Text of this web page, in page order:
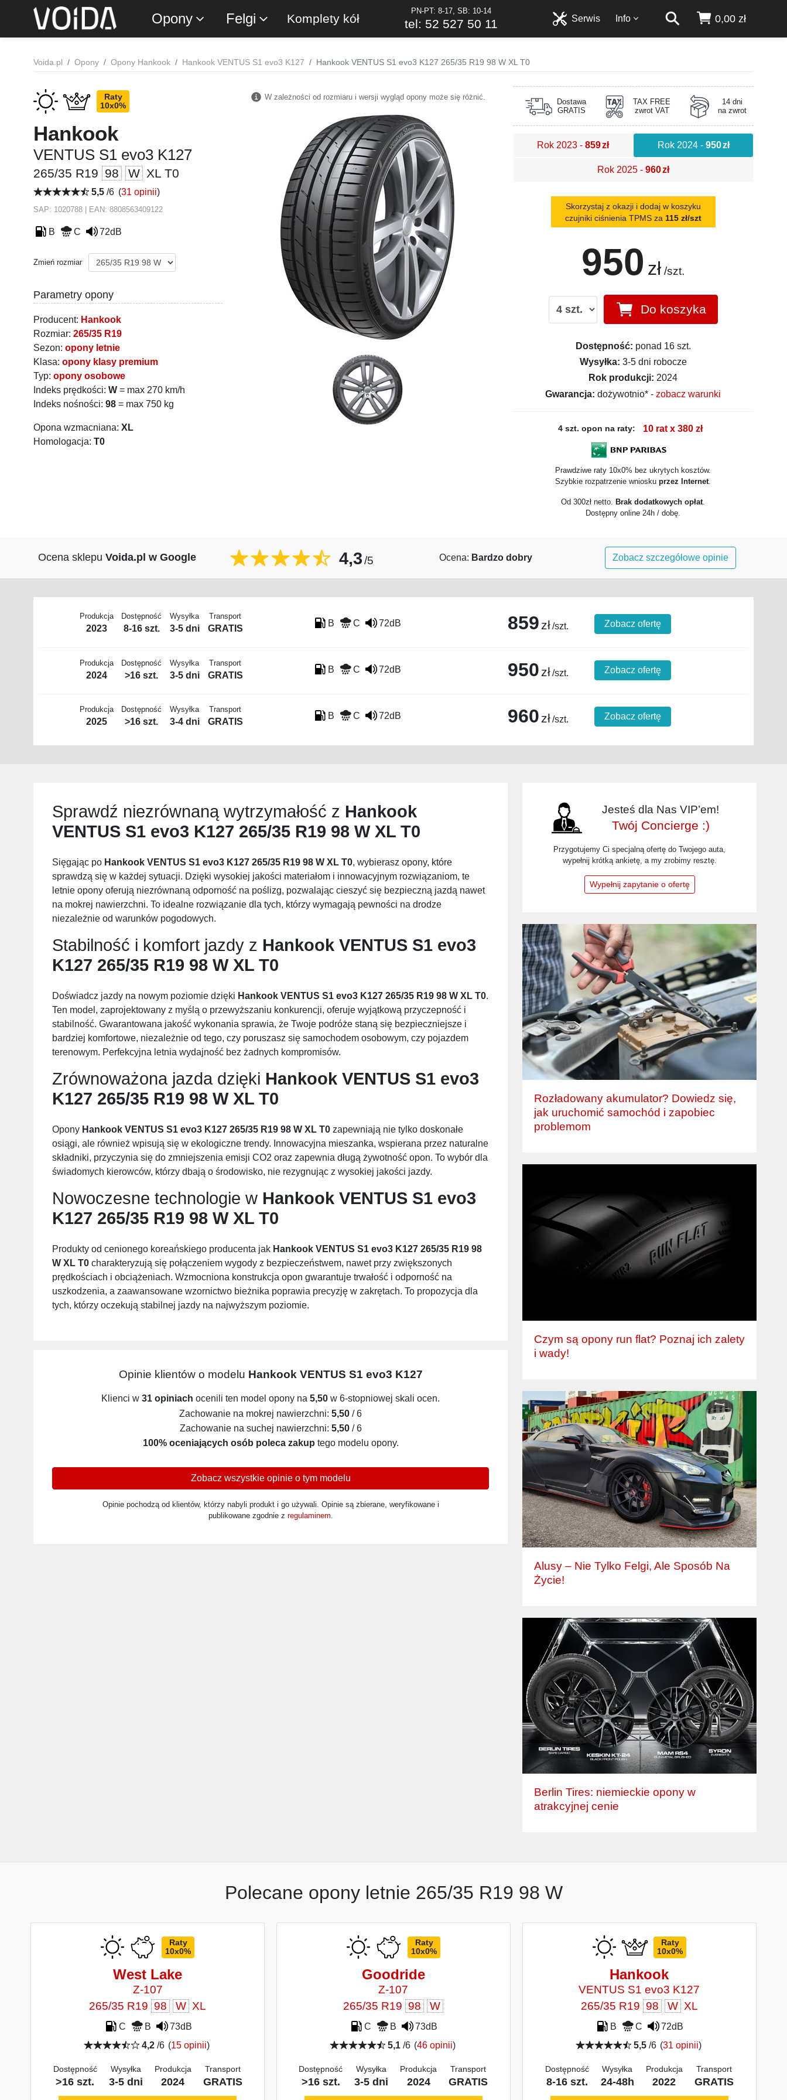
Opony Felgi Komplety kół
PN-PT: 8-17, SB: 10-14
tel: 52 527 50 11 0,00 zł
Info
Serwis
Voida.pl Opony Opony Hankook Hankook VENTUS S1 evo3 K127 Hankook VENTUS S1 evo3 K127 265/35 R19 98 W XL T0
Raty
10x0%
Hankook
VENTUS S1 evo3 K127
265/35 R19 98 W XL T0
5,5 /6 (31 opinii)
SAP: 1020788 | EAN: 8808563409122
B C 72dB
Zmień rozmiar
Parametry opony
Producent: Hankook
Rozmiar: 265/35 R19
Sezon: opony letnie
Klasa: opony klasy premium
Typ: opony osobowe
Indeks prędkości: W = max 270 km/h
Indeks nośności: 98 = max 750 kg
Opona wzmacniana: XL
Homologacja: T0
W zależności od rozmiaru i wersji wygląd opony może się różnić.
Dostawa
GRATIS
TAX FREE
zwrot VAT
14 dni
na zwrot
Rok 2023 -859zł Rok 2024- 950zł
Rok 2025 -960zł
Skorzystaj z okazji i dodaj w koszyku
czujniki ciśnienia TPMS za 115 zł/szt
950 zł /szt.
Do koszyka
Dostępność: ponad 16 szt.
Wysyłka: 3-5 dni robocze
Rok produkcji: 2024
Gwarancja: dożywotnio* -zobacz warunki
4 szt. opon na raty: 10 rat x 380 zł
Prawdziwe raty 10x0% bez ukrytych kosztów.
Szybkie rozpatrzenie wnioskuprzez Internet
Od 300zł netto.Brak dodatkowych opłat
Dostępny online 24h / dobę.
Ocena sklepu Voida.pl w Google 4,3/5 Ocena: Bardzo dobry Zobacz szczegółowe opinie
Produkcja
2023
Dostępność
8-16 szt.
Wysyłka
3-5 dni
Transport
GRATIS
B C 72dB 859 zł/szt. Zobacz ofertę
Produkcja
2024
Dostępność
>16 szt.
Wysyłka
3-5 dni
Transport
GRATIS
B C 72dB 950 zł/szt. Zobacz ofertę
Produkcja
2025
Dostępność
>16 szt.
Wysyłka
3-4 dni
Transport
GRATIS
B C 72dB 960 zł/szt. Zobacz ofertę
Sprawdź niezrównaną wytrzymałość z Hankook
VENTUS S1 evo3 K127 265/35 R19 98 W XL T0
Sięgając po Hankook VENTUS S1 evo3 K127 265/35 R19 98 W XL T0, wybierasz opony, które
sprawdzą się w każdej sytuacji. Dzięki wysokiej jakości materiałom i innowacyjnym rozwiązaniom, te
letnie opony oferują niezrównaną odporność na poślizg, pozwalając cieszyć się bezpieczną jazdą nawet
na mokrej nawierzchni. To idealne rozwiązanie dla tych, którzy wymagają pewności na drodze
niezależnie od warunków pogodowych.
Stabilność i komfort jazdy z Hankook VENTUS S1 evo3
K127 265/35 R19 98 W XL T0
Doświadcz jazdy na nowym poziomie dzięki Hankook VENTUS S1 evo3 K127 265/35 R19 98 W XL T0.
Ten model, zaprojektowany z myślą o przewyższaniu konkurencji, oferuje wyjątkową przyczepność i
stabilność. Gwarantowana jakość wykonania sprawia, że Twoje podróże staną się bezpieczniejsze i
bardziej komfortowe, niezależnie od tego, czy poruszasz się samochodem osobowym, czy pojazdem
terenowym. Perfekcyjna letnia wydajność bez żadnych kompromisów.
Zrównoważona jazda dzięki Hankook VENTUS S1 evo3
K127 265/35 R19 98 W XL T0
Opony Hankook VENTUS S1 evo3 K127 265/35 R19 98 W XL T0 zapewniają nie tylko doskonałe
osiągi, ale również wpisują się w ekologiczne trendy. Innowacyjna mieszanka, wspierana przez naturalne
składniki, przyczynia się do zmniejszenia emisji CO2 oraz zapewnia długą żywotność opon. To wybór dla
świadomych kierowców, którzy dbają o środowisko, nie rezygnując z wysokiej jakości jazdy.
Nowoczesne technologie w Hankook VENTUS S1 evo3
K127 265/35 R19 98 W XL T0
Produkty od cenionego koreańskiego producenta jak Hankook VENTUS S1 evo3 K127 265/35 R19 98
W XL T0 charakteryzują się połączeniem wygody z bezpieczeństwem, nawet przy zwiększonych
prędkościach i obciążeniach. Wzmocniona konstrukcja opon gwarantuje trwałość i odporność na
uszkodzenia, a zaawansowane wzornictwo bieżnika poprawia precyzję w zakrętach. To propozycja dla
tych, którzy oczekują stabilnej jazdy na najwyższym poziomie.
Opinie klientów o modelu Hankook VENTUS S1 evo3 K127
Klienci w 31 opiniach ocenili ten model opony na 5,50 w 6-stopniowej skali ocen.
Zachowanie na mokrej nawierzchni: 5,50 / 6
Zachowanie na suchej nawierzchni: 5,50/ 6
100% oceniających osób poleca zakup tego modelu opony.
Zobacz wszystkie opinie o tym modelu
Opinie pochodzą od klientów, którzy nabyli produkt i go używali. Opinie są zbierane, weryfikowane i
publikowane zgodnie z regulaminem.
Jesteś dla Nas VIP’em!
Twój Concierge :)
Przygotujemy Ci specjalną ofertę do Twojego auta,
wypełnij krótką ankietę, a my zrobimy resztę.
Wypełnij zapytanie o ofertę
Rozładowany akumulator? Dowiedz się,
jak uruchomić samochód i zapobiec
problemom
Czym są opony run flat? Poznaj ich zalety
i wady!
Alusy – Nie Tylko Felgi, Ale Sposób Na
Życie!
Berlin Tires: niemieckie opony w
atrakcyjnej cenie
Polecane opony letnie 265/35 R19 98 W
Raty
10x0%
West Lake
Z-107
265/35 R19 98 W XL
C B
73dB
4,2/6 (15 opinii)
Dostępność
>16 szt.
Wysyłka
3-5 dni
Produkcja
2024
Transport
GRATIS
Raty
10x0%
Goodride
Z-107
265/35 R19 98 W
C B
73dB
5,1/6 (46 opinii)
Dostępność
>16 szt.
Wysyłka
3-5 dni
Produkcja
2024
Transport
GRATIS
Raty
10x0%
Hankook
VENTUS S1 evo3 K127
265/35 R19 98 W XL
B C
72dB
5,5/6 (31 opinii)
Dostępność
8-16 szt.
Wysyłka
24-48h
Produkcja
2022
Transport
GRATIS